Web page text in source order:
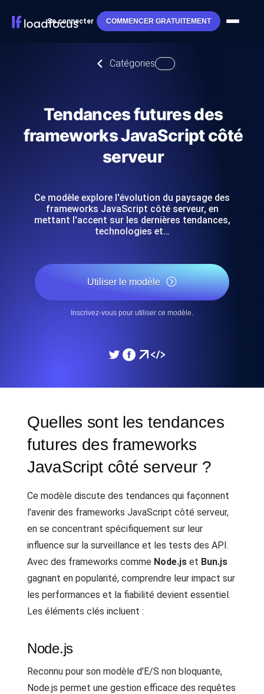
Se connecter COMMENCER GRATUITEMENT
Catégories
Tendances futures des
frameworks JavaScript côté
serveur
Ce modèle explore l'évolution du paysage des
frameworks JavaScript côté serveur, en
mettant l'accent sur les dernières tendances,
technologies et…
Utiliser le modèle
Inscrivez-vous pour utiliser ce modèle.
Quelles sont les tendances
futures des frameworks
JavaScript côté serveur ?
Ce modèle discute des tendances qui façonnent
l'avenir des frameworks JavaScript côté serveur,
en se concentrant spécifiquement sur leur
influence sur la surveillance et les tests des API.
Avec des frameworks comme Node.js et Bun.js
gagnant en popularité, comprendre leur impact sur
les performances et la fiabilité devient essentiel.
Les éléments clés incluent :
Node.js
Reconnu pour son modèle d'E/S non bloquante,
Node.js permet une gestion efficace des requêtes